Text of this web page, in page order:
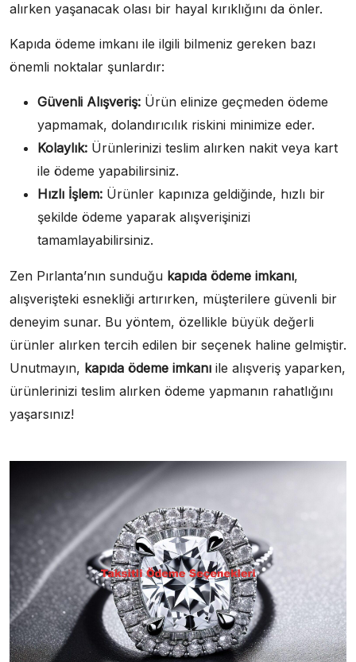
alırken yaşanacak olası bir hayal kırıklığını da önler.
Kapıda ödeme imkanı ile ilgili bilmeniz gereken bazı
önemli noktalar şunlardır:
Güvenli Alışveriş: Ürün elinize geçmeden ödeme
yapmamak, dolandırıcılık riskini minimize eder.
Kolaylık: Ürünlerinizi teslim alırken nakit veya kart
ile ödeme yapabilirsiniz.
Hızlı İşlem: Ürünler kapınıza geldiğinde, hızlı bir
şekilde ödeme yaparak alışverişinizi
tamamlayabilirsiniz.
Zen Pırlanta’nın sunduğu kapıda ödeme imkanı,
alışverişteki esnekliği artırırken, müşterilere güvenli bir
deneyim sunar. Bu yöntem, özellikle büyük değerli
ürünler alırken tercih edilen bir seçenek haline gelmiştir.
Unutmayın, kapıda ödeme imkanı ile alışveriş yaparken,
ürünlerinizi teslim alırken ödeme yapmanın rahatlığını
yaşarsınız!